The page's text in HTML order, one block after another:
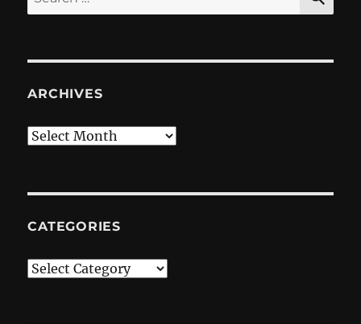
for:
ARCHIVES
Archives
CATEGORIES
Categories